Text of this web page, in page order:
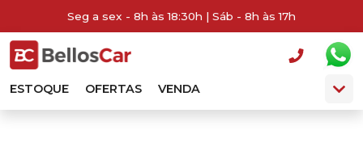
Seg a sex - 8h às 18:30h | Sáb - 8h às 17h
ESTOQUE OFERTAS VENDA